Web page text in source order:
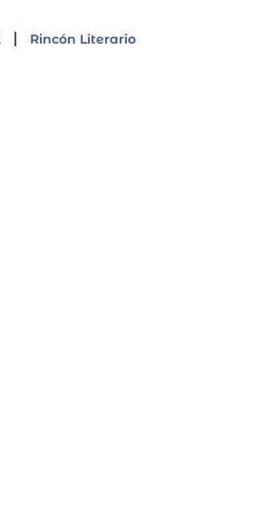
Rincón Literario